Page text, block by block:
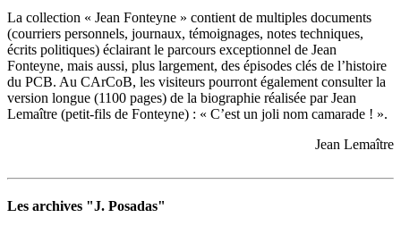
La collection « Jean Fonteyne » contient de multiples documents
(courriers personnels, journaux, témoignages, notes techniques,
écrits politiques) éclairant le parcours exceptionnel de Jean
Fonteyne, mais aussi, plus largement, des épisodes clés de l’histoire
du PCB. Au CArCoB, les visiteurs pourront également consulter la
version longue (1100 pages) de la biographie réalisée par Jean
Lemaître (petit-fils de Fonteyne) : « C’est un joli nom camarade ! ».
Jean Lemaître
Les archives "J. Posadas"